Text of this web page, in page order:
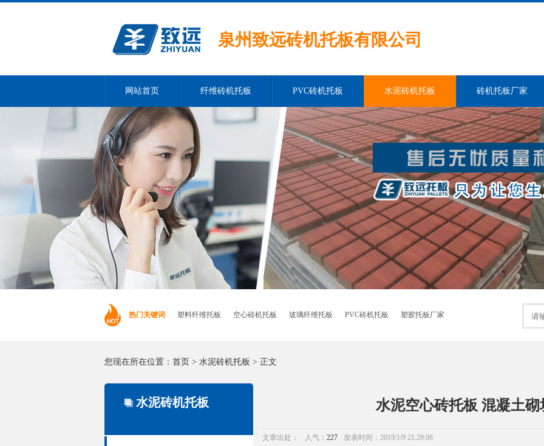
泉州致远砖机托板有限公司
网站首页 纤维砖机托板 PVC砖机托板 水泥砖机托板 砖机托板厂家
热门关键词 塑料纤维托板 空心砖机托板 玻璃纤维托板 PVC砖机托板 塑胶托板厂家
您现在所在位置： 首页 > 水泥砖机托板 > 正文
水泥砖机托板 水泥空心砖托板 混凝土砌
文章出处： 人气： 227 发表时间：2019/1/9 21:29:08